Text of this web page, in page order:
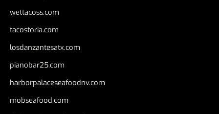
wettacoss.com
tacostoria.com
losdanzantesatx.com
pianobar25.com
harborpalaceseafoodnv.com
mobseafood.com